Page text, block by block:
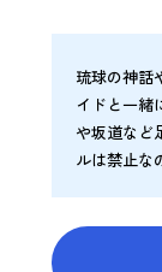
琉球の神話
イドと一緒
や坂道など
ルは禁止な